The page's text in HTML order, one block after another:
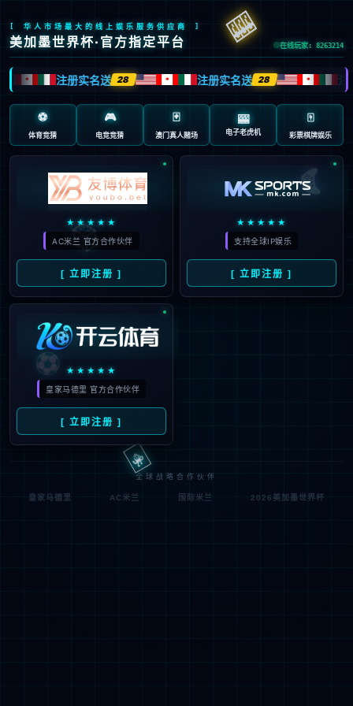
抱歉，页面无法访问...
可能原因：网址有错误 >请检查地址是否完整或存在多余字
符;
网址已失效 >可能页面已删除，活动已下线等
返回首页